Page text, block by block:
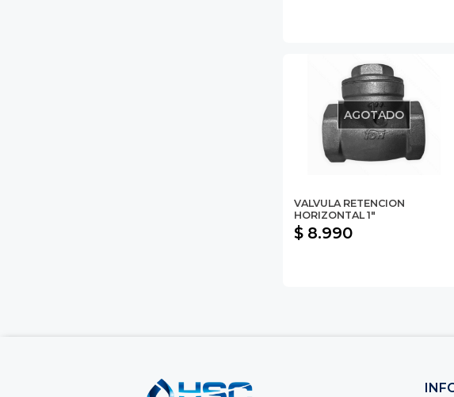
AGOTADO
VALVULA RETENCION
HORIZONTAL 1"
$ 8.990